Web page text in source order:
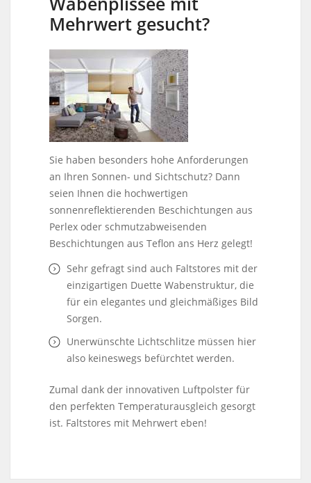
Mehrwert gesucht?
Sie haben besonders hohe Anforderungen
an Ihren Sonnen- und Sichtschutz? Dann
seien Ihnen die hochwertigen
sonnenreflektierenden Beschichtungen aus
Perlex oder schmutzabweisenden
Beschichtungen aus Teflon ans Herz gelegt!
Sehr gefragt sind auch Faltstores mit der
einzigartigen Duette Wabenstruktur, die
für ein elegantes und gleichmäßiges Bild
Sorgen.
Unerwünschte Lichtschlitze müssen hier
also keineswegs befürchtet werden.
Zumal dank der innovativen Luftpolster für
den perfekten Temperaturausgleich gesorgt
ist. Faltstores mit Mehrwert eben!